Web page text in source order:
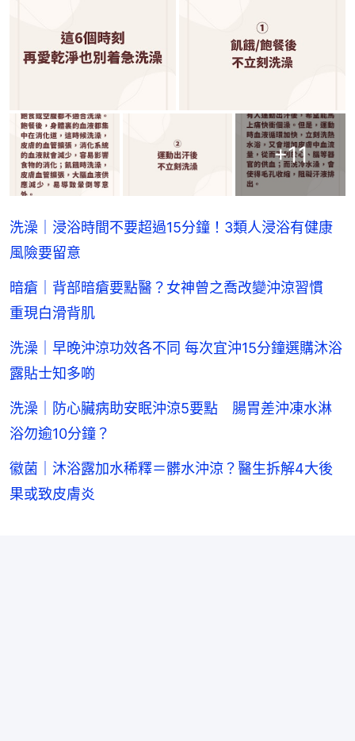
+11
洗澡｜浸浴時間不要超過15分鐘！3類人浸浴有健康
風險要留意
暗瘡｜背部暗瘡要點醫？女神曾之喬改變沖涼習慣
重現白滑背肌
洗澡｜早晚沖涼功效各不同 每次宜沖15分鐘選購沐浴
露貼士知多啲
洗澡｜防心臟病助安眠沖涼5要點 腸胃差沖凍水淋
浴勿逾10分鐘？
徽菌｜沐浴露加水稀釋＝髒水沖涼？醫生拆解4大後
果或致皮膚炎